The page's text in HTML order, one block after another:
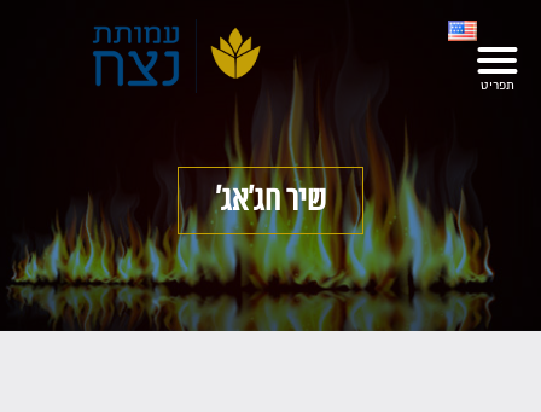
שיר חג׳אג׳